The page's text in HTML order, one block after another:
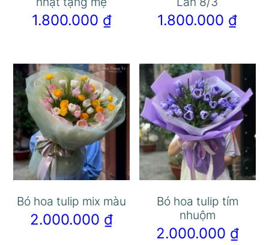
1.800.000 ₫ 1.800.000 ₫
Bó hoa tulip mix màu
2.000.000 ₫
Bó hoa tulip tím
nhuộm
2.000.000 ₫